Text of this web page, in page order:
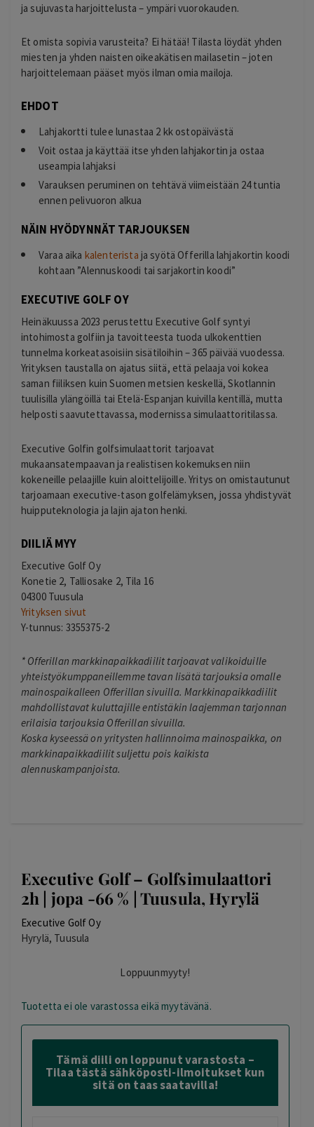
ja sujuvasta harjoittelusta – ympäri vuorokauden.
Et omista sopivia varusteita? Ei hätää! Tilasta löydät yhden
miesten ja yhden naisten oikeakätisen mailasetin – joten
harjoittelemaan pääset myös ilman omia mailoja.
EHDOT
Lahjakortti tulee lunastaa 2 kk ostopäivästä
Voit ostaa ja käyttää itse yhden lahjakortin ja ostaa
useampia lahjaksi
Varauksen peruminen on tehtävä viimeistään 24 tuntia
ennen pelivuoron alkua
NÄIN HYÖDYNNÄT TARJOUKSEN
Varaa aika kalenterista ja syötä Offerilla lahjakortin koodi
kohtaan ”Alennuskoodi tai sarjakortin koodi”
EXECUTIVE GOLF OY
Heinäkuussa 2023 perustettu Executive Golf syntyi
intohimosta golfiin ja tavoitteesta tuoda ulkokenttien
tunnelma korkeatasoisiin sisätiloihin – 365 päivää vuodessa.
Yrityksen taustalla on ajatus siitä, että pelaaja voi kokea
saman fiiliksen kuin Suomen metsien keskellä, Skotlannin
tuulisilla ylängöillä tai Etelä-Espanjan kuivilla kentillä, mutta
helposti saavutettavassa, modernissa simulaattoritilassa.
Executive Golfin golfsimulaattorit tarjoavat
mukaansatempaavan ja realistisen kokemuksen niin
kokeneille pelaajille kuin aloittelijoille. Yritys on omistautunut
tarjoamaan executive-tason golfelämyksen, jossa yhdistyvät
huipputeknologia ja lajin ajaton henki.
DIILIÄ MYY
Executive Golf Oy
Konetie 2, Talliosake 2, Tila 16
04300 Tuusula
Yrityksen sivut
Y-tunnus: 3355375-2
* Offerillan markkinapaikkadiilit tarjoavat valikoiduille
yhteistyökumppaneillemme tavan lisätä tarjouksia omalle
mainospaikalleen Offerillan sivuilla. Markkinapaikkadiilit
mahdollistavat kuluttajille entistäkin laajemman tarjonnan
erilaisia tarjouksia Offerillan sivuilla.
Koska kyseessä on yritysten hallinnoima mainospaikka, on
markkinapaikkadiilit suljettu pois kaikista
alennuskampanjoista.
Executive Golf – Golfsimulaattori
2h | jopa -66 % | Tuusula, Hyrylä
Executive Golf Oy
Hyrylä, Tuusula
Loppuunmyyty!
Tuotetta ei ole varastossa eikä myytävänä.
Tämä diili on loppunut varastosta –
Tilaa tästä sähköposti-ilmoitukset kun
sitä on taas saatavilla!